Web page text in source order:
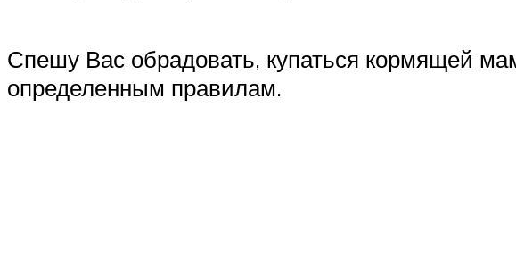
Спешу Вас обрадовать, купаться кормящей
определенным правилам.